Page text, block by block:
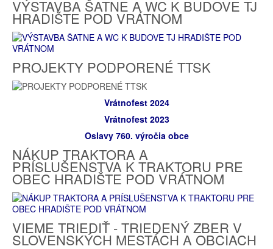
VÝSTAVBA ŠATNE A WC K BUDOVE TJ
HRADIŠTE POD VRÁTNOM
PROJEKTY PODPORENÉ TTSK
Vrátnofest 2024
Vrátnofest 2023
Oslavy 760. výročia obce
NÁKUP TRAKTORA A
PRÍSLUŠENSTVA K TRAKTORU PRE
OBEC HRADIŠTE POD VRÁTNOM
VIEME TRIEDIŤ - TRIEDENÝ ZBER V
SLOVENSKÝCH MESTÁCH A OBCIACH